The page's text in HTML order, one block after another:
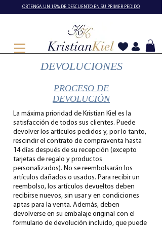
OBTENGA UN 15% DE DESCUENTO EN SU PRIMER PEDIDO
DEVOLUCIONES
PROCESO DE
DEVOLUCIÓN
La máxima prioridad de Kristian Kiel es la
satisfacción de todos sus clientes. Puede
devolver los artículos pedidos y, por lo tanto,
rescindir el contrato de compraventa hasta
14 días después de su recepción (excepto
tarjetas de regalo y productos
personalizados). No se reembolsarán los
artículos dañados o usados. Para recibir un
reembolso, los artículos devueltos deben
recibirse nuevos, sin usar y en condiciones
aptas para la venta. Además, deben
devolverse en su embalaje original con el
formulario de devolución incluido, que puede